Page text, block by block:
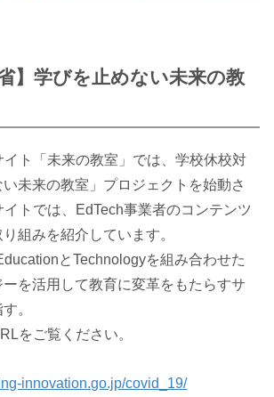
省】学びを止めない未来の教
ト「未来の教室」では、学校休校対
未来の教室」プロジェクトを始動さ
トでは、EdTech事業者のコンテンツ
組みを紹介しています。
とTechnologyを組み合わせた
を活用して教育に変革をもたらすサ
。
をご覧ください。
innovation.go.jp/covid_19/